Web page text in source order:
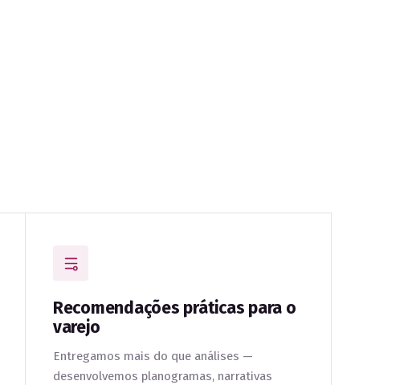
Recomendações práticas para o
varejo
Entregamos mais do que análises —
desenvolvemos planogramas, narrativas